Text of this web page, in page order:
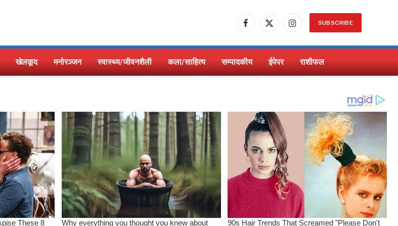
Facebook
X
Instagram
SUBSCRIBE
खेलकूद मनोरञ्जन स्वास्थ्य/जीवनशैली कला/साहित्य सम्पादकीय ईपेपर राशीफल